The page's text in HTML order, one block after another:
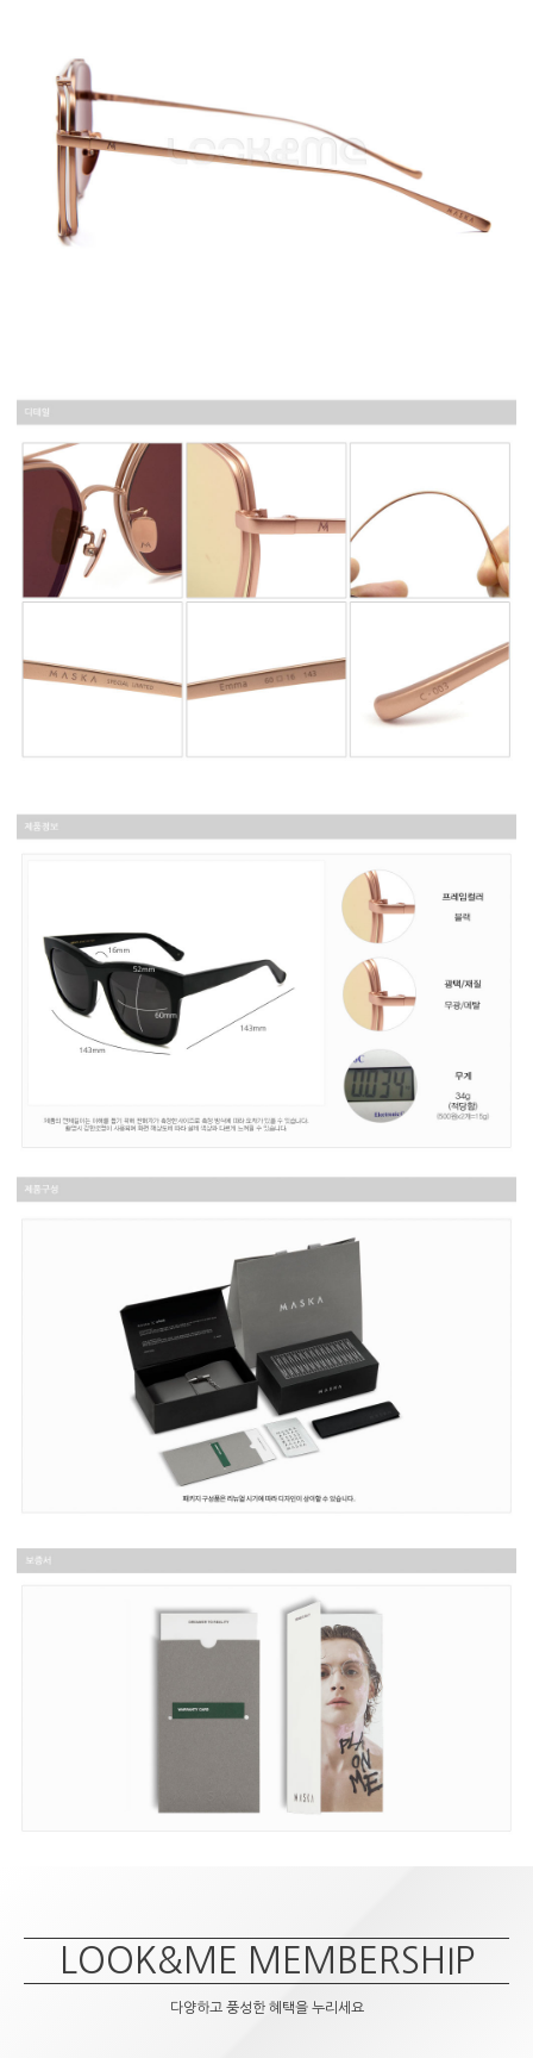
LOOK&ME MEMBERSHIP
다양하고 풍성한 혜택을 누리세요